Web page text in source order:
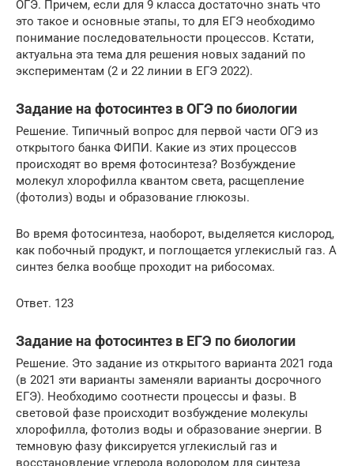
ОГЭ. Причем, если для 9 класса достаточно знать что
это такое и основные этапы, то для ЕГЭ необходимо
понимание последовательности процессов. Кстати,
актуальна эта тема для решения новых заданий по
экспериментам (2 и 22 линии в ЕГЭ 2022).
Задание на фотосинтез в ОГЭ по биологии
Решение. Типичный вопрос для первой части ОГЭ из
открытого банка ФИПИ. Какие из этих процессов
происходят во время фотосинтеза? Возбуждение
молекул хлорофилла квантом света, расщепление
(фотолиз) воды и образование глюкозы.
Во время фотосинтеза, наоборот, выделяется кислород,
как побочный продукт, и поглощается углекислый газ. А
синтез белка вообще проходит на рибосомах.
Ответ. 123
Задание на фотосинтез в ЕГЭ по биологии
Решение. Это задание из открытого варианта 2021 года
(в 2021 эти варианты заменяли варианты досрочного
ЕГЭ). Необходимо соотнести процессы и фазы. В
световой фазе происходит возбуждение молекулы
хлорофилла, фотолиз воды и образование энергии. В
темновую фазу фиксируется углекислый газ и
восстановление углерода водородом для синтеза